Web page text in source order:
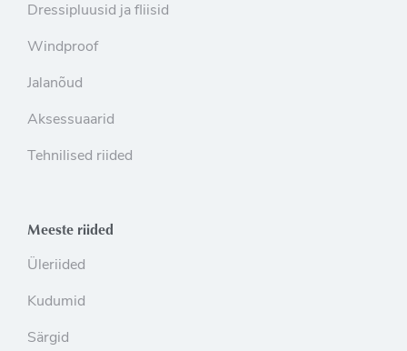
Dressipluusid ja fliisid
Windproof
Jalanõud
Aksessuaarid
Tehnilised riided
Meeste riided
Üleriided
Kudumid
Särgid